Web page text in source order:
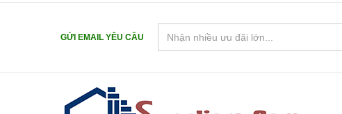
GỬI EMAIL YÊU CẦU